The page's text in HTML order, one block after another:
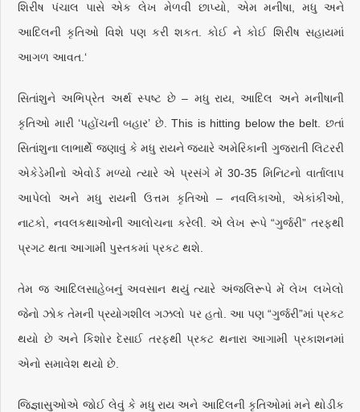
શિરીષ પંચાલ પાસે એક લેખ મેળવી છાપ્યો, એમ મનીષા, મધુ અને
આદિલની કૃતિઓ વિશે પણ કરી શકત. કોઈ ને કોઈ શિરીષ સહાયમાં
આગળ આવત.‘
સિતાંશુને અભિપ્રેત અર્થ સ્પષ્ટ છે – મધુ રાય, આદિલ અને મનીષાની
કૃતિઓ મારી ‘પહોંચની બહાર’ છે. This is hitting below the belt. છતાં
સિતાંશુના લાભાર્થે જણાવું કે મધુ રાયને જ્યારે અમેરિકાની ગુજરાતી લિટરરી
એકેડેમીનો એવોર્ડ મળ્યો ત્યારે એ પ્રસંગે મેં 30-35 મિનિટનો વાર્તાલાપ
આપેલો અને મધુ રાયની ઉત્તમ કૃતિઓ – નવલિકાઓ, એકાંકીઓ,
નાટકો, નવલકથાઓની આલોચના કરેલી. એ લેખ રૂપે “ગુર્જરી” તરફથી
પ્રગટ થતા આગામી પુસ્તકમાં પ્રકટ થશે.
તેમ જ આદિલસાહેબનું અવસાન થયું ત્યારે અંજલિરૂપે મેં લેખ લખેલો
જેનો ઝોક તેમની પ્રયોગશીલ ગઝલો પર હતો. આ પણ “ગુર્જરી”માં પ્રકટ
થયો છે અને કિશોર દેસાઈ તરફથી પ્રકટ થનારા આગામી પ્રકાશનમાં
એનો સમાવેશ થયો છે.
જિજ્ઞાસુઓએ જોઈ લેવું કે મધુ રાય અને આદિલની કૃતિઓમાં મને થોડીક